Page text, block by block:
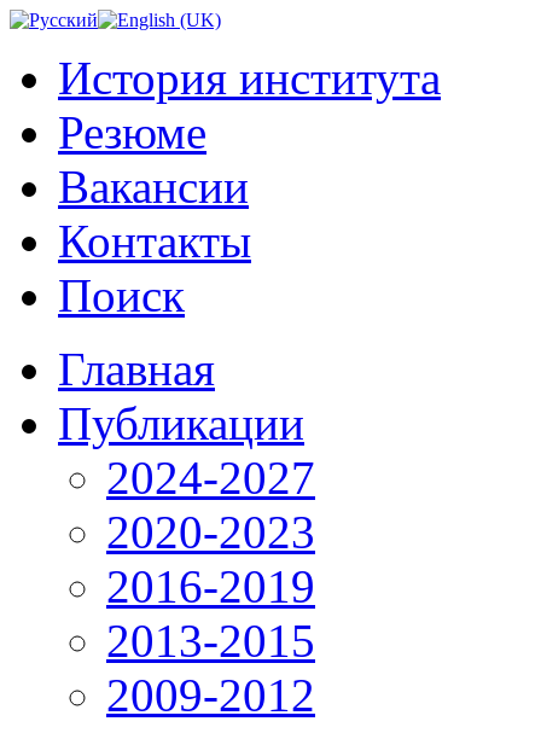
История института
Резюме
Вакансии
Контакты
Поиск
Главная
Публикации
2024-2027
2020-2023
2016-2019
2013-2015
2009-2012